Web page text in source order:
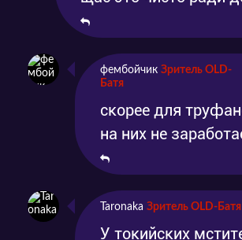
фембойчик Зритель OLD-
Батя
скорее для
на них не
Taronaka Зритель OLD-Батя
У токийских